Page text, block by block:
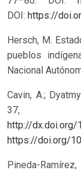
DOI: https://
Hersch, M.
pueblos
Nacional
Cavin, A.;
37,
http://dx.doi.org/
https://doi.org/
Pineda-